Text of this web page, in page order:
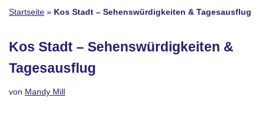
Startseite » Kos Stadt – Sehenswürdigkeiten & Tagesausflug
Kos Stadt – Sehenswürdigkeiten &
Tagesausflug
von Mandy Mill